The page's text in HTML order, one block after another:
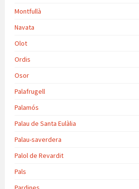
Montfullà
Navata
Olot
Ordis
Osor
Palafrugell
Palamós
Palau de Santa Eulàlia
Palau-saverdera
Palol de Revardit
Pals